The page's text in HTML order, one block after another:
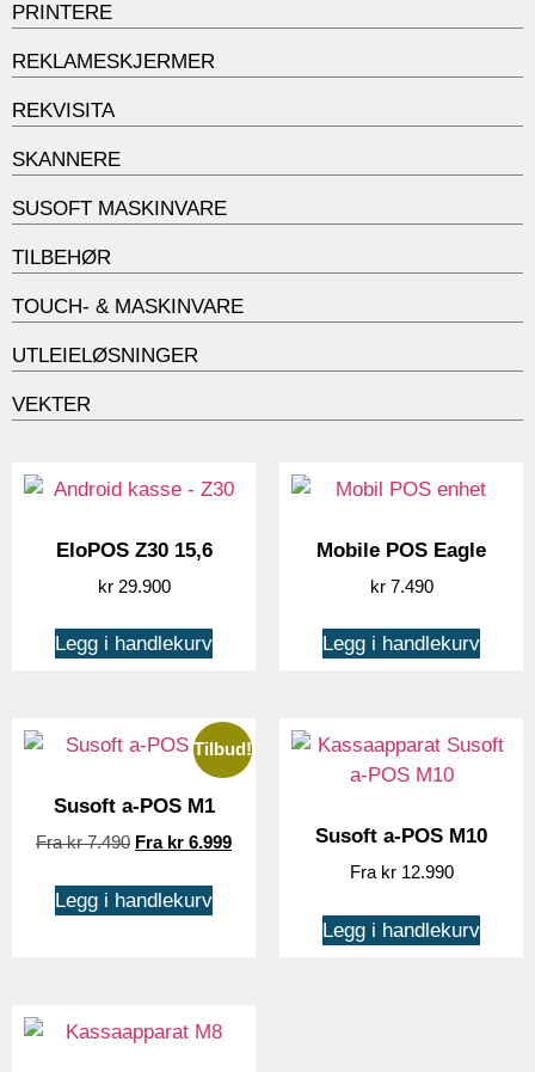
PRINTERE
REKLAMESKJERMER
REKVISITA
SKANNERE
SUSOFT MASKINVARE
TILBEHØR
TOUCH- & MASKINVARE
UTLEIELØSNINGER
VEKTER
EloPOS Z30 15,6
kr29.900
Legg i handlekurv
Mobile POS Eagle
kr7.490
Legg i handlekurv
Tilbud!
Susoft a-POS M1
kr7.490 kr 6.999
Legg i handlekurv
Susoft a-POS M10
kr12.990
Legg i handlekurv